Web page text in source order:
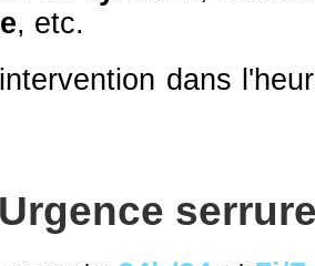
, etc.
dans
Urgence